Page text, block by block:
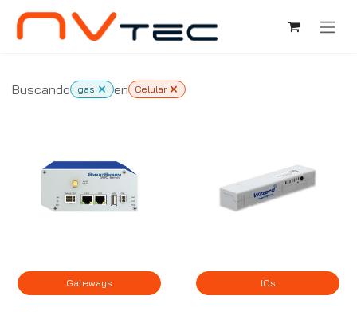
Ir al contenido
Buscando gas en Celular
Gateways IOs